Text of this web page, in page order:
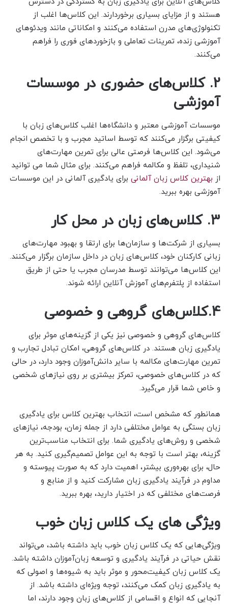
هستند و از مزایای بسیاری برخوردارند. این کلاس‌ها اغلب از
تکنولوژی‌های مدرن استفاده می‌کنند و امکاناتی مانند ویدئوهای
آموزشی زنده، تمرینات تعاملی و بازخوردهای فوری را فراهم
می‌کنند.
2. کلاس‌های حضوری در موسسات
آموزشی
موسسات آموزشی معتبر و دانشگاه‌ها اغلب کلاس‌های زبان با
کیفیتی برگزار می‌کنند که توسط اساتید مجرب و با تخصص انجام
می‌شود. این کلاس‌ها فرصتی عالی برای تمرین مهارت‌های
شنیداری، تلفظ و مکالمه فراهم می‌کنند. برای مثال شما می توانید
از بهترین کلاس زبان آلمانی برای یادگیری آلمانی در این موسسات
آموزشی بهره ببرید.
3. کلاس‌های زبان در محل کار
بسیاری از شرکت‌ها و سازمان‌ها برای ارتقا و بهبود مهارت‌های
زبانی کارکنان خود، کلاس‌های زبان در داخل سازمان برگزار می‌کنند.
این کلاس‌ها می‌توانند توسط مدرسان مجرب یا حتی از طریق
استفاده از پلتفرم‌های آموزش آنلاین ارائه شوند.
4.کلاس‌های گروهی و خصوصی
کلاس‌های گروهی و خصوصی نیز یکی از گزینه‌های موثر برای
یادگیری زبان هستند. در کلاس‌های گروهی، امکان تبادل تجارب و
تمرین مهارت‌های مکالمه با سایر دانش‌آموزان وجود دارد، در حالی
که در کلاس‌های خصوصی، تمرکز بیشتری بر روی نیازهای شخصی
و خاص شما قرار می‌گیرد.
همانطور که مشخص است، انتخاب بهترین کلاس برای یادگیری
زبان بستگی به عوامل مختلفی دارد از جمله زمان، بودجه، نیازهای
شخصی و روش‌های یادگیری شما. برای انتخاب مناسب‌ترین
گزینه، بهتر است با توجه به این عوامل تصمیم‌گیری کنید. به هر
حال، برای بهره‌وری بیشتر، اهمیت دارد که به صورت پیوسته و
مداوم در فرآیند یادگیری زبان مشارکت کنید و از منابع و
فرصت‌های مختلفی که در اختیار دارید، بهره ببرید.
ویژگی های یک کلاس زبان خوب
ویژگی‌هایی که یک کلاس زبان خوب باید داشته باشد، می‌تواند
نقش حیاتی در فرآیند یادگیری و توسعه زبان‌آموزان داشته باشد.
یک کلاس زبان کیفیت‌محور و موثر باید به شیوه‌ها و اصولی که
به یادگیری زبان کمک می‌کنند، توجه ویژه‌ای داشته باشد. از
آنجایی که انواع و اقسامی از کلاس‌های زبان وجود دارند، اما